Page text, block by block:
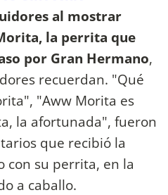
al mostrar
la perrita que
por Gran Hermano,
recuerdan. "Qué
"Aww Morita es
la afortunada", fueron
que recibió la
con su perrita, en la
a caballo.